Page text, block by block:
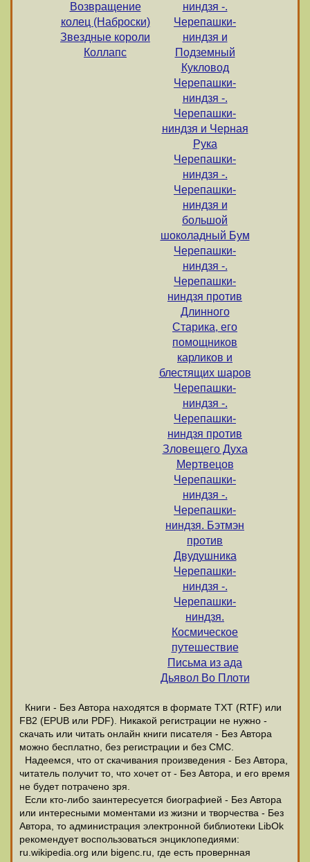
Возвращение
колец (Наброски)
Звездные короли
Коллапс
ниндзя -.
Черепашки-
ниндзя и
Подземный
Кукловод
Черепашки-
ниндзя -.
Черепашки-
ниндзя и Черная
Рука
Черепашки-
ниндзя -.
Черепашки-
ниндзя и
большой
шоколадный Бум
Черепашки-
ниндзя -.
Черепашки-
ниндзя против
Длинного
Старика, его
помощников
карликов и
блестящих шаров
Черепашки-
ниндзя -.
Черепашки-
ниндзя против
Зловещего Духа
Мертвецов
Черепашки-
ниндзя -.
Черепашки-
ниндзя. Бэтмэн
против
Двудушника
Черепашки-
ниндзя -.
Черепашки-
ниндзя.
Космическое
путешествие
Письма из ада
Дьявол Во Плоти
Книги - Без Автора находятся в формате ТХТ (RTF) или
FB2 (EPUB или PDF). Никакой регистрации не нужно -
скачать или читать онлайн книги писателя - Без Автора
можно бесплатно, без регистрации и без СМС.
Надеемся, что от скачивания произведения - Без Автора,
читатель получит то, что хочет от - Без Автора, и его время
не будет потрачено зря.
Если кто-либо заинтересуется биографией - Без Автора
или интересными моментами из жизни и творчества - Без
Автора, то администрация электронной библиотеки LibOk
рекомендует воспользоваться энциклопедиями:
ru.wikipedia.org или bigenc.ru, где есть провернная